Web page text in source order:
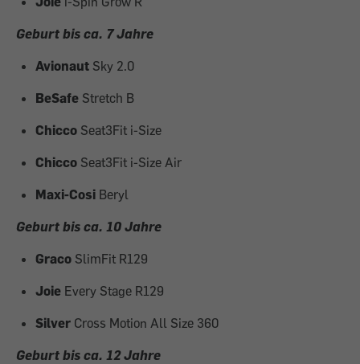
Geburt bis ca. 7 Jahre
Avionaut Sky 2.0
BeSafe Stretch B
Chicco Seat3Fit i-Size
Chicco Seat3Fit i-Size Air
Maxi-Cosi Beryl
Geburt bis ca. 10 Jahre
Graco SlimFit R129
Joie Every Stage R129
Silver Cross Motion All Size 360
Geburt bis ca. 12 Jahre